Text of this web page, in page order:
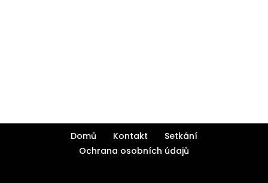
Domů Kontakt
Setkání
Ochrana osobních údajů